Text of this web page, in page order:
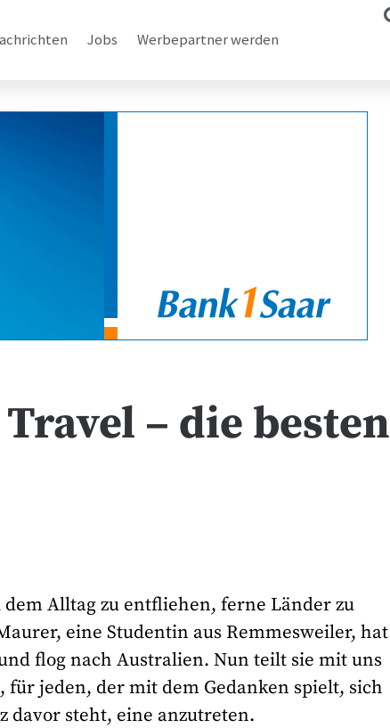
Jobs Werbepartner werden
– die besten
Alltag zu entfliehen, ferne Länder zu
eine Studentin aus Remmesweiler, hat
flog nach Australien. Nun teilt sie mit uns
jeden, der mit dem Gedanken spielt, sich
davor steht, eine anzutreten.